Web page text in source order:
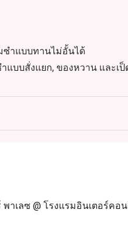
ซำแบบทานไม่อั้นได้
แบบสั่งแยก, ของหวาน และเ
Bangkok ให้บริการอาหา
งแบบดั้งเดิม โดยมีทั้งเมนู A
ต่งกายเป็นแบบชุดลำลองสุภา
@ Intercontinental
รถเดินทางมาได้สะดวกด้วย
าเลซ @ โรงแรมอินเตอร์คอ